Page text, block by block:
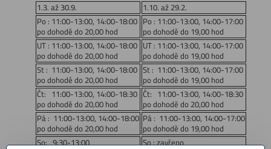
1.3. až 30.9.
1.10. až 29.2.
Po : 11:00-13:00, 14:00-18:00
po dohodě do 20,00 hod
Po : 11:00-13:00, 14:00-17:00
po dohodě do 19,00 hod
UT : 11:00-13:00, 14:00-18:00
po dohodě do 20,00 hod
UT : 11:00-13:00, 14:00-17:00
po dohodě do 19,00 hod
St : 11:00-13:00, 14:00-18:00
po dohodě do 20,00 hod
St : 11:00-13:00, 14:00-17:00
po dohodě do 19,00 hod
Čt: 11:00-13:00, 14:00-18:30
po dohodě do 20,00 hod
Čt: 11:00-13:00, 14:00-18:30
po dohodě do 20,00 hod
Pá : 11:00-13:00, 14:00-18:00
po dohodě do 20,00 hod
Pá : 11:00-13:00, 14:00-17:00
po dohodě do 19,00 hod
So: 9:30-13:00
So : zavřeno